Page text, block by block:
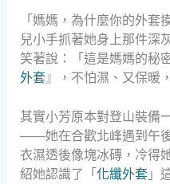
「媽媽，為什麼你的外套
兒小手抓著她身上那件深
笑著說：「這是媽媽的秘
外套』，不怕濕、又保暖
其實小芳原本對登山裝備
——她在合歡北峰遇到午
衣濕透後像塊冰磚，冷得
紹她認識了「 化纖外套」